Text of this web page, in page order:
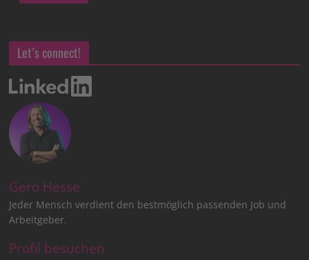
Let’s connect!
Gero Hesse
Jeder Mensch verdient den bestmöglich passenden Job und
Arbeitgeber.
Profil besuchen